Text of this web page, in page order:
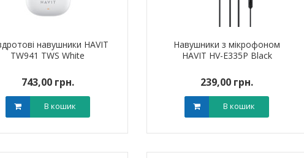
12 LEE
алюмінієвий PBL 70 TAKEL
WPET-5 LEE
навушники HAVIT
TW941 TWS White
743,00 грн.
В кошик
Навушники з мікрофоном
HAVIT HV-E335P Black
239,00 грн.
В кошик